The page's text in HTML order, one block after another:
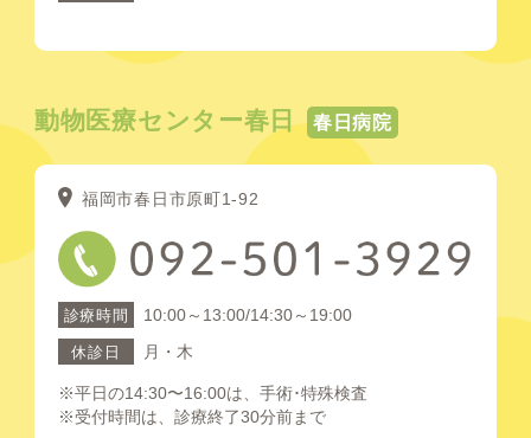
動物医療センター春日 春日病院
福岡市春日市原町1-92
診療時間 10:00～13:00/14:30～19:00
休診日 月・木
※平日の14:30〜16:00は、手術･特殊検査
※受付時間は、診療終了30分前まで